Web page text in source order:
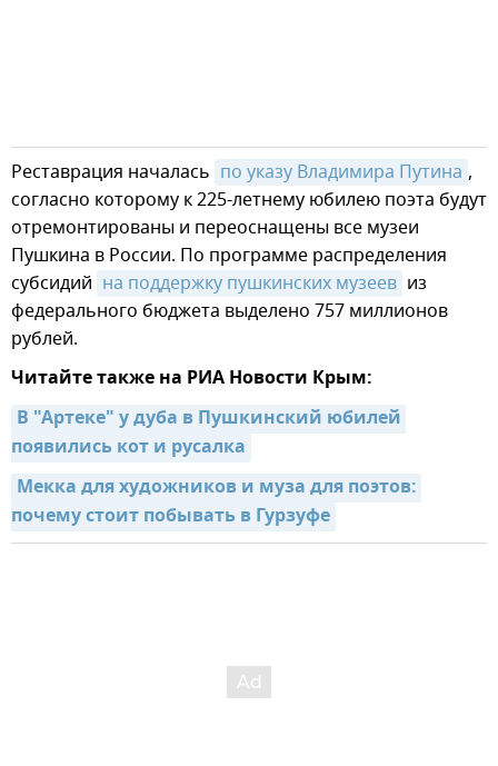
Реставрация началась по указу Владимира Путина ,
согласно которому к 225-летнему юбилею поэта будут
отремонтированы и переоснащены все музеи
Пушкина в России. По программе распределения
субсидий на поддержку пушкинских музеев из
федерального бюджета выделено 757 миллионов
рублей.
Читайте также на РИА Новости Крым:
В "Артеке" у дуба в Пушкинский юбилей
появились кот и русалка
Мекка для художников и муза для поэтов:
почему стоит побывать в Гурзуфе